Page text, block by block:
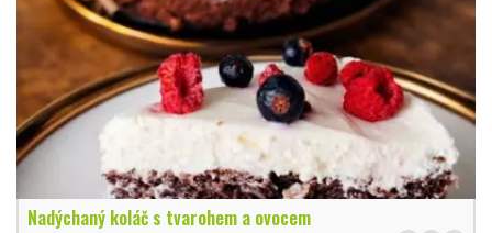
Nadýchaný koláč s tvarohem a ovocem